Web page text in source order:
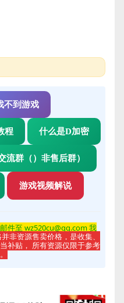
不到游戏
程 什么是D加密
流群（）非售后群）
游戏视频解说
件至 wz520cu@qq.com 我
非资源售卖价格，是收集、
补贴， 所有资源仅限于参考